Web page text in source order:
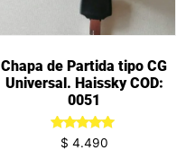
Chapa de Partida tipo CG
Universal. Haissky COD:
0051
Valorado
en
$ 4.490